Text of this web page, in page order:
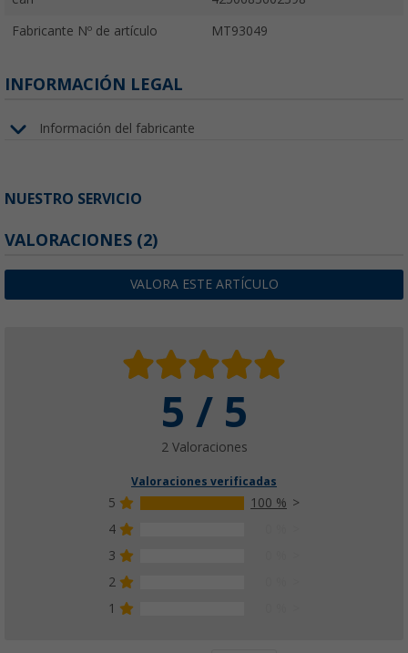
Fabricante Nº de artículo MT93049
INFORMACIÓN LEGAL
Información del fabricante
NUESTRO SERVICIO
VALORACIONES (2)
VALORA ESTE ARTÍCULO
5 / 5
2 Valoraciones
Valoraciones verificadas
5
100 %
4
3
2
1